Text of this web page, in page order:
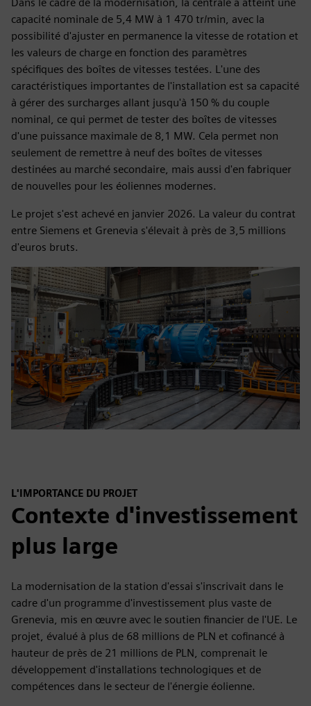
Dans le cadre de la modernisation, la centrale a atteint une
capacité nominale de 5,4 MW à 1 470 tr/min, avec la
possibilité d'ajuster en permanence la vitesse de rotation et
les valeurs de charge en fonction des paramètres
spécifiques des boîtes de vitesses testées. L'une des
caractéristiques importantes de l'installation est sa capacité
à gérer des surcharges allant jusqu'à 150 % du couple
nominal, ce qui permet de tester des boîtes de vitesses
d'une puissance maximale de 8,1 MW. Cela permet non
seulement de remettre à neuf des boîtes de vitesses
destinées au marché secondaire, mais aussi d'en fabriquer
de nouvelles pour les éoliennes modernes.
Le projet s'est achevé en janvier 2026. La valeur du contrat
entre Siemens et Grenevia s'élevait à près de 3,5 millions
d'euros bruts.
L'IMPORTANCE DU PROJET
Contexte d'investissement
plus large
La modernisation de la station d'essai s'inscrivait dans le
cadre d'un programme d'investissement plus vaste de
Grenevia, mis en œuvre avec le soutien financier de l'UE. Le
projet, évalué à plus de 68 millions de PLN et cofinancé à
hauteur de près de 21 millions de PLN, comprenait le
développement d'installations technologiques et de
compétences dans le secteur de l'énergie éolienne.